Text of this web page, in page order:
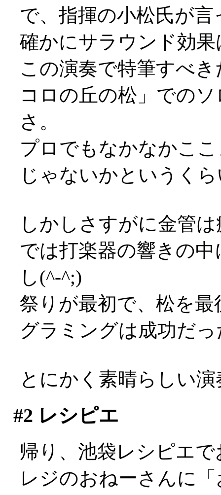
で、指揮の小松氏が
確かにサラウンド効
この演奏で特筆すべ
コロの丘の松」での
さ。
プロでもなかなかこ
じゃないかというく
しかしさすがに金管
では打楽器の響きの
し(^-^;)
祭りが最初で、松を
グラミングは成功だ
とにかく素晴らしい
#2 レシピエ
帰り、池袋レシピエで
レジのおねーさんに